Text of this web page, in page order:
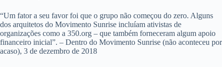
“Um fator a seu favor foi que o grupo não começou do zero. Alguns
dos arquitetos do Movimento Sunrise incluíam ativistas de
organizações como a 350.org – que também forneceram algum apoio
financeiro inicial”. – Dentro do Movimento Sunrise (não aconteceu por
acaso), 3 de dezembro de 2018